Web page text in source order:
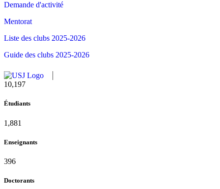
Demande d'activité
Mentorat
Liste des clubs 2025-2026
Guide des clubs 2025-2026
10,815
Étudiants
1,995
Enseignants
420
Doctorants